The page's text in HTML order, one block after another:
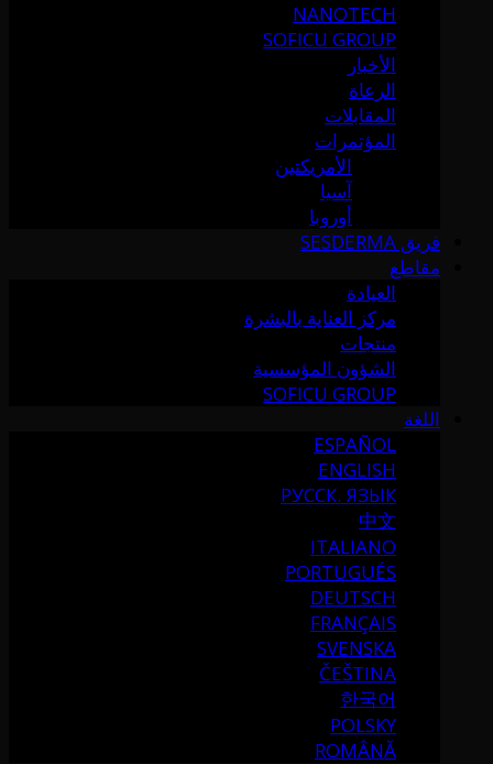
NANOTECH
SOFICU GROUP
الأخبار
الرعاة
المقابلات
المؤتمرات
الأمريكتين
آسيا
أوروبا
فريق SESDERMA
مقاطع
العيادة
مركز العناية بالبشرة
منتجات
الشؤون المؤسسية
SOFICU GROUP
اللغة
ESPAÑOL
ENGLISH
РУССК. ЯЗЫК
中文
ITALIANO
PORTUGUÉS
DEUTSCH
FRANÇAIS
SVENSKA
ČEŠTINA
한국어
POLSKY
ROMÂNĂ